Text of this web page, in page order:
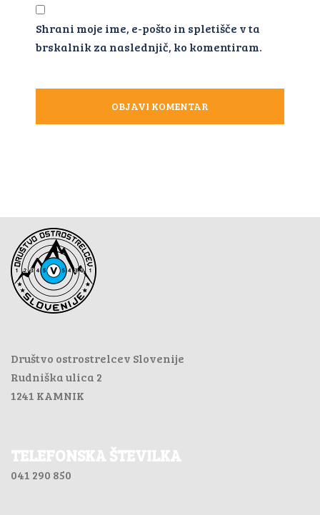
Shrani moje ime, e-pošto in spletišče v ta
brskalnik za naslednjič, ko komentiram.
Društvo ostrostrelcev Slovenije
Rudniška ulica 2
1241 KAMNIK
TELEFONSKA ŠTEVILKA
041 290 850